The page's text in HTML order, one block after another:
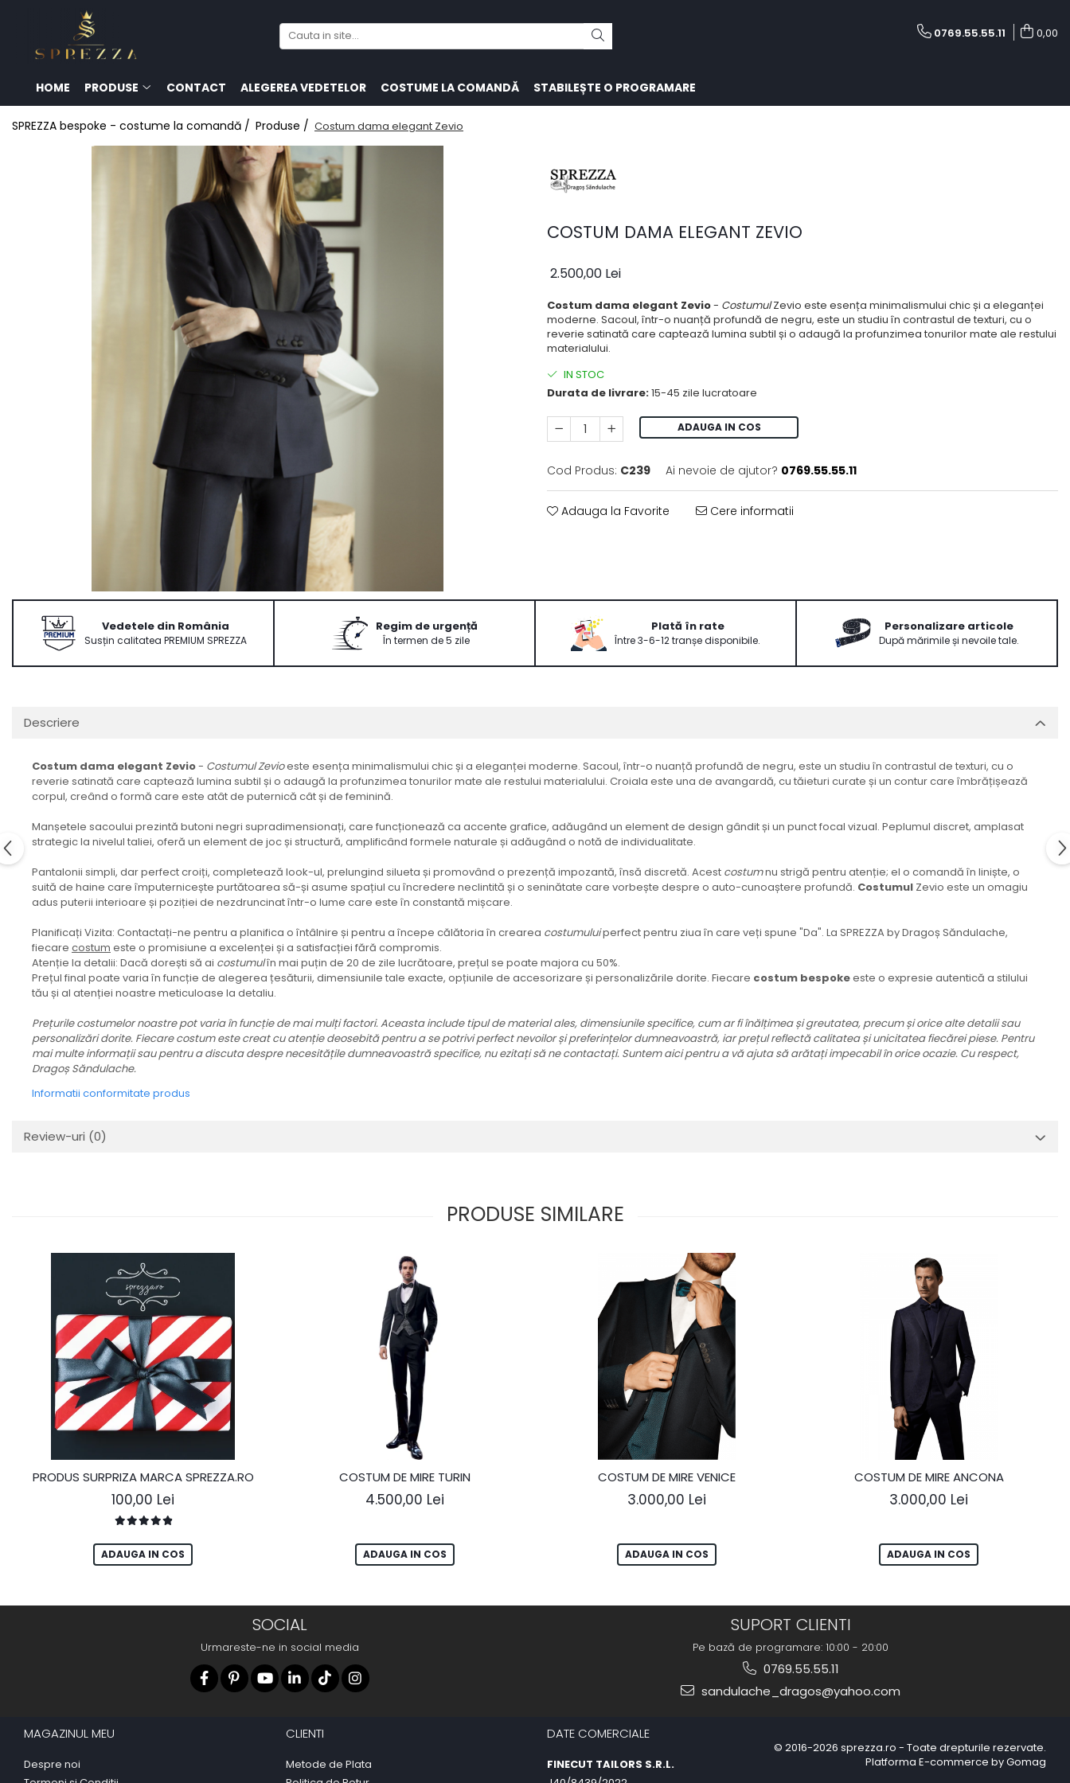
Produse
Costume de mire 2026
Redingotă bărbați
Frac bărbați
Costume damă elegante
0769.55.55.11 0,00
HOME PRODUSE CONTACT ALEGEREA VEDETELOR COSTUME LA COMANDĂ STABILEȘTE O PROGRAMARE
SPREZZA bespoke - costume la comandă / Produse / Costum dama elegant Zevio
COSTUM DAMA ELEGANT ZEVIO
2.500,00 Lei
Costum dama elegant Zevio- CostumulZevio este esența minimalismului chic și a eleganței
moderne. Sacoul, într-o nuanță profundă de negru, este un studiu în contrastul de texturi, cu o
reverie satinată care captează lumina subtil și o adaugă la profunzimea tonurilor mate ale restului
materialului.
IN STOC
Durata de livrare:15-45 zile lucratoare
ADAUGA IN COS
Cod Produs: C239 Ai nevoie de ajutor? 0769.55.55.11
Adauga la Favorite Cere informatii
Vedetele din România
Susțin calitatea PREMIUM SPREZZA
Regim de urgență
În termen de 5 zile
Plată în rate
Între 3-6-12 tranșe disponibile.
Personalizare articole
După mărimile și nevoile tale.
Descriere
Costum dama elegant Zevio- CostumulZevioeste esența minimalismului chic și a eleganței moderne. Sacoul, într-o nuanță profundă de negru, este un studiu în contrastul de texturi, cu o
reverie satinată care captează lumina subtil și o adaugă la profunzimea tonurilor mate ale restului materialului. Croiala este una de avangardă, cu tăieturi curate și un contur care îmbrățișează
corpul, creând o formă care este atât de puternică cât și de feminină.
Manșetele sacoului prezintă butoni negri supradimensionați, care funcționează ca accente grafice, adăugând un element de design gândit și un punct focal vizual. Peplumul discret, amplasat
strategic la nivelul taliei, oferă un element de joc și structură, amplificând formele naturale și adăugând o notă de individualitate.
Pantalonii simpli, dar perfect croiți, completează look-ul, prelungind silueta și promovând o prezență impozantă, însă discretă. Acest costumnu strigă pentru atenție; el o comandă în liniște, o
suită de haine care împuternicește purtătoarea să-și asume spațiul cu încredere neclintită și o seninătate care vorbește despre o auto-cunoaștere profundă. Costumul Zevio este un omagiu
adus puterii interioare și poziției de nezdruncinat într-o lume care este în constantă mișcare.
Planificați Vizita: Contactați-ne pentru a planifica o întâlnire și pentru a începe călătoria în crearea costumuluiperfect pentru ziua în care veți spune "Da". La SPREZZA by Dragoș Săndulache,
fiecare costum este o promisiune a excelenței și a satisfacției fără compromis.
Atenție la detalii: Dacă dorești să ai costumulîn mai puțin de 20 de zile lucrătoare, prețul se poate majora cu 50%.
Prețul final poate varia în funcție de alegerea țesăturii, dimensiunile tale exacte, opțiunile de accesorizare și personalizările dorite. Fiecare costum bespokeeste o expresie autentică a stilului
tău și al atenției noastre meticuloase la detaliu.
Prețurile costumelor noastre pot varia în funcție de mai mulți factori. Aceasta include tipul de material ales, dimensiunile specifice, cum ar fi înălțimea și greutatea, precum și orice alte detalii sau
personalizări dorite. Fiecare costum este creat cu atenție deosebită pentru a se potrivi perfect nevoilor și preferințelor dumneavoastră, iar prețul reflectă calitatea și unicitatea fiecărei piese. Pentru
mai multe informații sau pentru a discuta despre necesitățile dumneavoastră specifice, nu ezitați să ne contactați. Suntem aici pentru a vă ajuta să arătați impecabil în orice ocazie. Cu respect,
Dragoș Săndulache.
Informatii conformitate produs
Review-uri (0)
PRODUSE SIMILARE
PRODUS SURPRIZA MARCA SPREZZA.RO
100,00 Lei
ADAUGA IN COS
COSTUM DE MIRE TURIN
4.500,00 Lei
ADAUGA IN COS
COSTUM DE MIRE VENICE
3.000,00 Lei
ADAUGA IN COS
COSTUM DE MIRE ANCONA
3.000,00 Lei
ADAUGA IN COS
SOCIAL
Urmareste-ne in social media
SUPORT CLIENTI
Pe bază de programare: 10:00 - 20:00
0769.55.55.11
sandulache_dragos@yahoo.com
MAGAZINUL MEU
Despre noi
CLIENTI
Metode de Plata
DATE COMERCIALE
FINECUT TAILORS S.R.L.
© 2016-2026 sprezza.ro - Toate drepturile rezervate.
Platforma E-commerce by Gomag